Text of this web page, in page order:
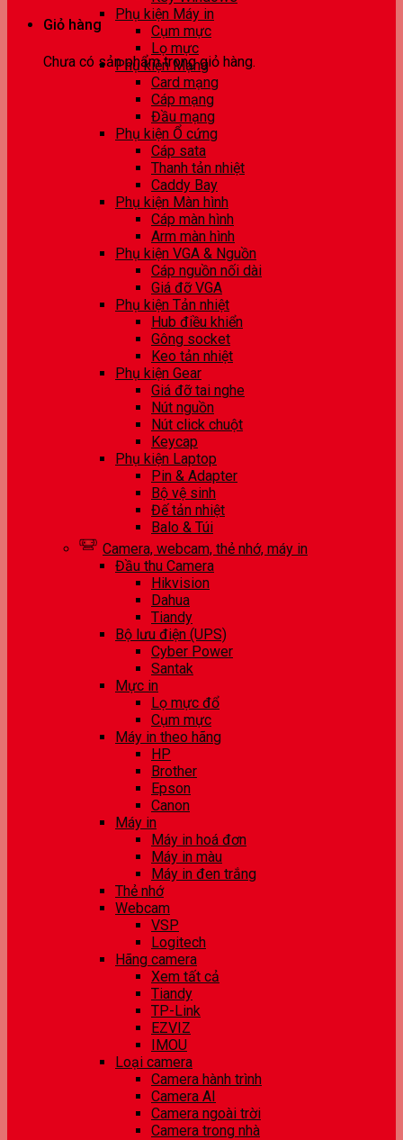
Giỏ hàng
Chưa có sản phẩm trong giỏ hàng.
Phụ kiện Máy in
Cụm mực
Lọ mực
Phụ kiện Mạng
Card mạng
Cáp mạng
Đầu mạng
Phụ kiện Ổ cứng
Cáp sata
Thanh tản nhiệt
Caddy Bay
Phụ kiện Màn hình
Cáp màn hình
Arm màn hình
Phụ kiện VGA & Nguồn
Cáp nguồn nối dài
Giá đỡ VGA
Phụ kiện Tản nhiệt
Hub điều khiển
Gông socket
Keo tản nhiệt
Phụ kiện Gear
Giá đỡ tai nghe
Nút nguồn
Nút click chuột
Keycap
Phụ kiện Laptop
Pin & Adapter
Bộ vệ sinh
Đế tản nhiệt
Balo & Túi
Camera, webcam, thẻ nhớ, máy in
Đầu thu Camera
Hikvision
Dahua
Tiandy
Bộ lưu điện (UPS)
Cyber Power
Santak
Mực in
Lọ mực đổ
Cụm mực
Máy in theo hãng
HP
Brother
Epson
Canon
Máy in
Máy in hoá đơn
Máy in màu
Máy in đen trắng
Thẻ nhớ
Webcam
VSP
Logitech
Hãng camera
Xem tất cả
Tiandy
TP-Link
EZVIZ
IMOU
Loại camera
Camera hành trình
Camera AI
Camera ngoài trời
Camera trong nhà